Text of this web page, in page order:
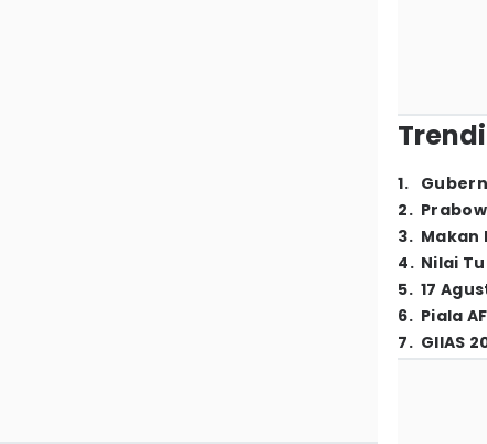
1.
2.
3. Makan
4. Nilai
5. 17
6. Piala
7. GIIAS